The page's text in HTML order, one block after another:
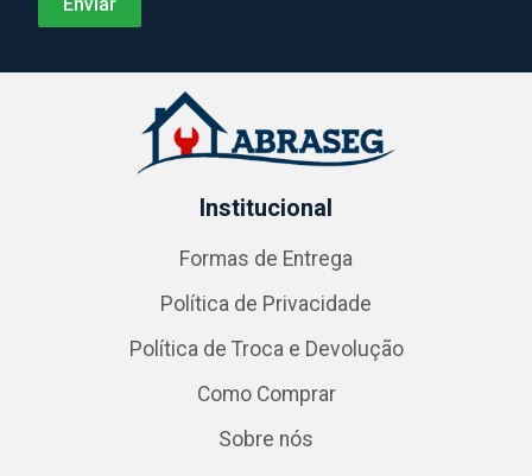
Institucional
Formas de Entrega
Política de Privacidade
Política de Troca e Devolução
Como Comprar
Sobre nós